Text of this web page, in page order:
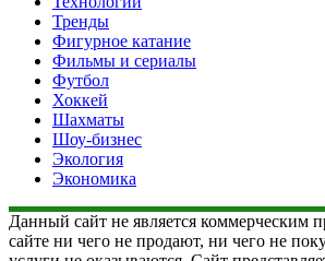
Тренды
Фигурное катание
Фильмы и сериалы
Футбол
Хоккей
Шахматы
Шоу-бизнес
Экология
Экономика
Данный сайт не является коммерческим
сайте ни чего не продают, ни чего не